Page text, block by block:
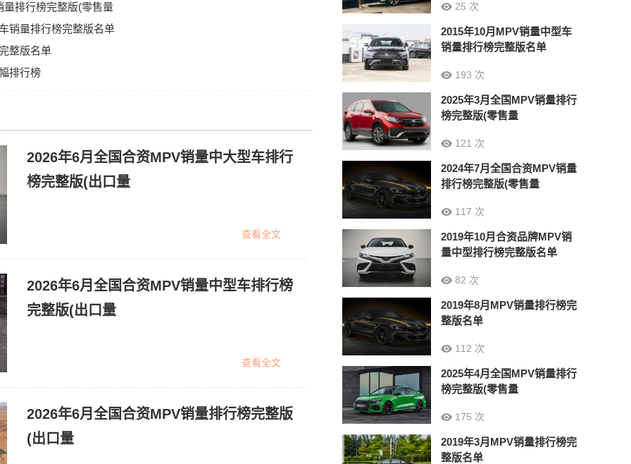
量排行榜完整版(零售量
销量排行榜完整版名单
整版名单
排行榜
2026年6月全国合资MPV销量中大型车排行
榜完整版(出口量
查看全文
2026年6月全国合资MPV销量中型车排行榜
完整版(出口量
查看全文
2026年6月全国合资MPV销量排行榜完整版
(出口量
25 次
2015年10月MPV销量中型车
销量排行榜完整版名单
193 次
2025年3月全国MPV销量排行
榜完整版(零售量
121 次
2024年7月全国合资MPV销量
排行榜完整版(零售量
117 次
2019年10月合资品牌MPV销
量中型排行榜完整版名单
82 次
2019年8月MPV销量排行榜完
整版名单
112 次
2025年4月全国MPV销量排行
榜完整版(零售量
175 次
2019年3月MPV销量排行榜完
整版名单